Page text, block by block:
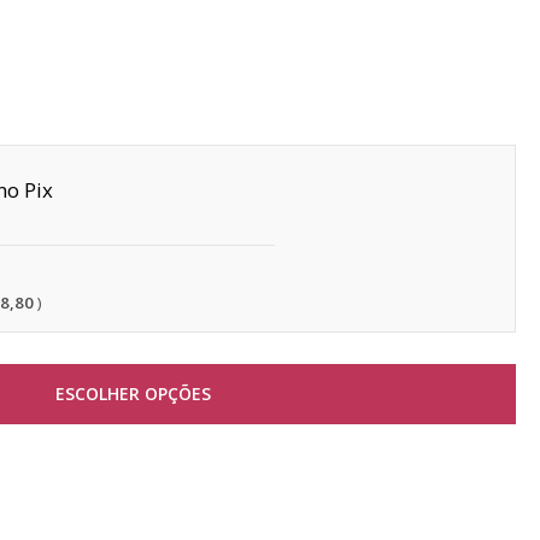
Pix
ESCOLHER OPÇÕES